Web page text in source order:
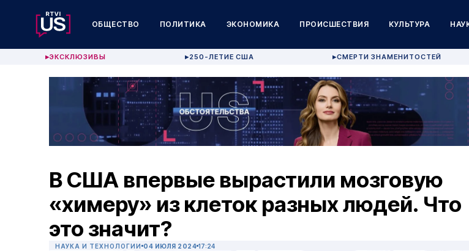
ОБЩЕСТВО ПОЛИТИКА ЭКОНОМИКА ПРОИСШЕСТВИЯ КУЛЬТУРА
▶ЭКСКЛЮЗИВЫ ▶250-ЛЕТИЕ США ▶СМЕРТИ ЗНАМЕНИТОСТЕЙ
В США впервые вырастили мозговую
«химеру» из клеток разных людей. Что
это значит?
НАУКА И ТЕХНОЛОГИИ 04 ИЮЛЯ 2024 17:24